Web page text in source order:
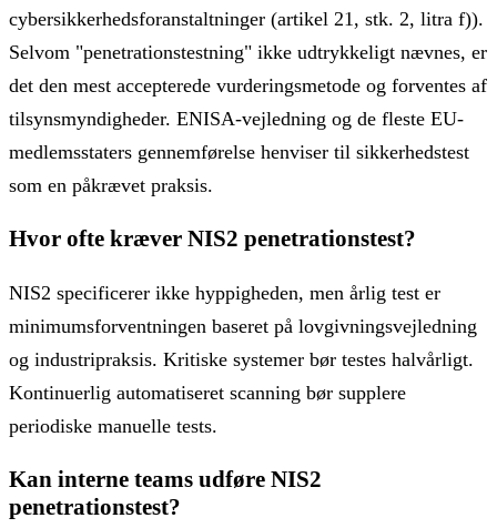
cybersikkerhedsforanstaltninger (artikel 21, stk. 2, litra f)).
Selvom "penetrationstestning" ikke udtrykkeligt nævnes, er
det den mest accepterede vurderingsmetode og forventes af
tilsynsmyndigheder. ENISA-vejledning og de fleste EU-
medlemsstaters gennemførelse henviser til sikkerhedstest
som en påkrævet praksis.
Hvor ofte kræver NIS2 penetrationstest?
NIS2 specificerer ikke hyppigheden, men årlig test er
minimumsforventningen baseret på lovgivningsvejledning
og industripraksis. Kritiske systemer bør testes halvårligt.
Kontinuerlig automatiseret scanning bør supplere
periodiske manuelle tests.
Kan interne teams udføre NIS2
penetrationstest?